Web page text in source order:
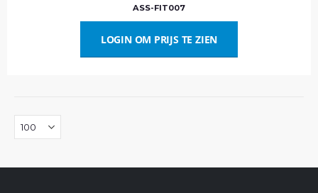
ASS-FIT007
LOGIN OM PRIJS TE ZIEN